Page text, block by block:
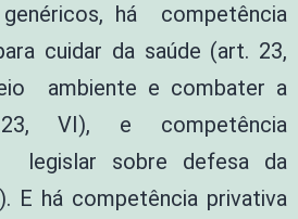
há competência
cuidar da saúde (art. 23,
ambiente e combater a
VI), e competência
legislar sobre defesa da
E há competência privativa